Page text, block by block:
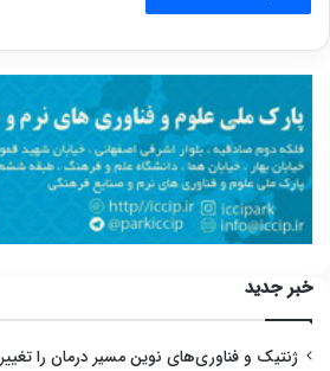
خبر جدید
ژنتیک و فناوری‌های نوین مسیر درمان را